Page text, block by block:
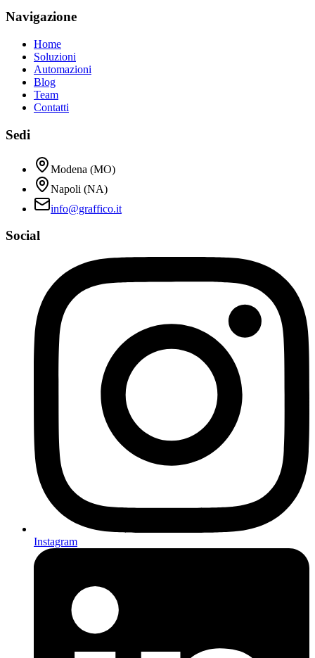
Navigazione
Home
Soluzioni
Automazioni
Blog
Team
Contatti
Sedi
Modena (MO)
Napoli (NA)
info@graffico.it
Social
Instagram